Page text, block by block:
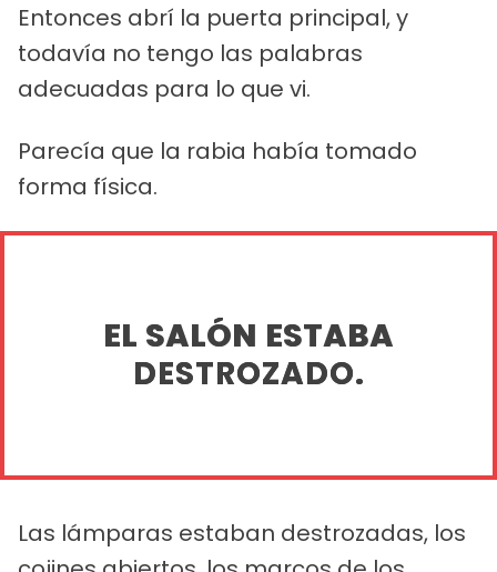
Entonces abrí la puerta principal, y
todavía no tengo las palabras
adecuadas para lo que vi.
Parecía que la rabia había tomado
forma física.
EL SALÓN ESTABA
DESTROZADO.
Las lámparas estaban destrozadas, los